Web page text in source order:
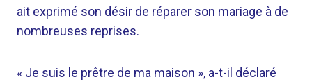
ait exprimé son désir de réparer son mariage à de
nombreuses reprises.
« Je suis le prêtre de ma maison », a-t-il déclaré